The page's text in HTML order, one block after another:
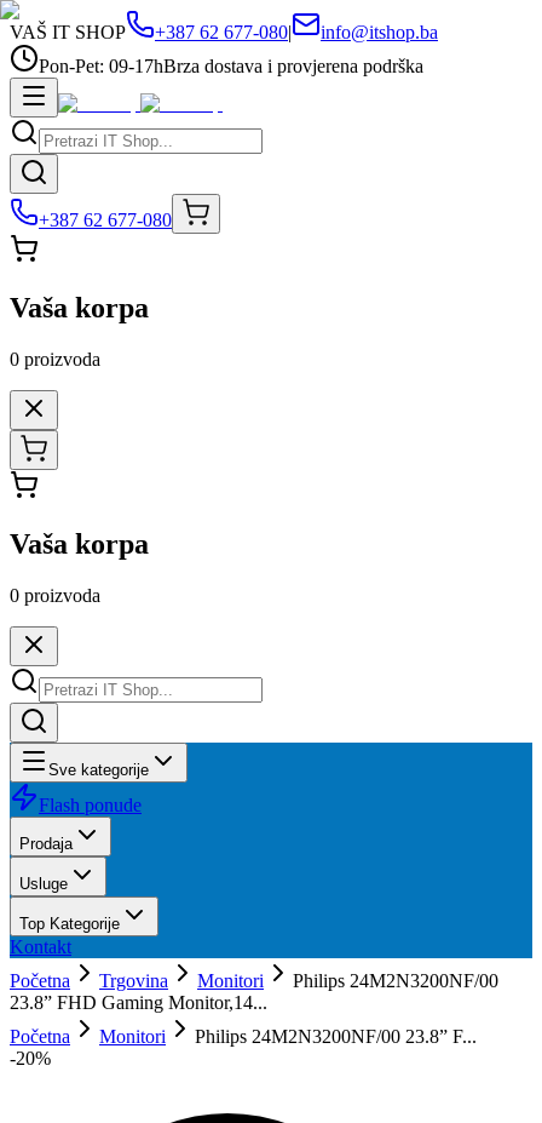
VAŠ IT SHOP +387 62 677-080|
info@itshop.ba
Pon-Pet: 09-17hBrza dostava i provjerena podrška
+387 62 677-080
Vaša korpa
0 proizvoda
Vaša korpa
0 proizvoda
Sve kategorije
Flash ponude
Prodaja
Usluge
Top Kategorije
Kontakt
Početna
Trgovina Monitori
Philips 24M2N3200NF/00
23.8” FHD Gaming Monitor,14...
Početna
Monitori
Philips 24M2N3200NF/00 23.8” F...
-20%